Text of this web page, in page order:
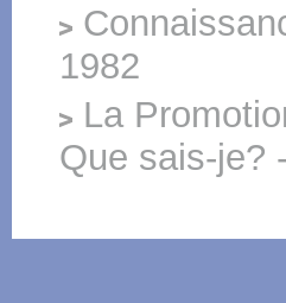
1982
La
Que sais-je?